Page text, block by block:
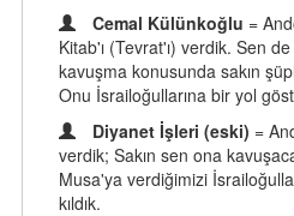
Cemal Külünkoğlu =
Kitab'ı (Tevrat'ı) verdik. Sen
kavuşma konusunda sakın
Onu İsrailoğullarına bir yol
Diyanet İşleri (eski) =
verdik; Sakın sen ona
Musa'ya verdiğimizi
kıldık.